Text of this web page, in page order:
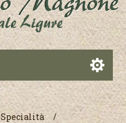
Specialità
/